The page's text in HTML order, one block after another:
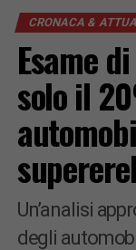
CRONACA &
Esame
solo il
Un’analisi
degli